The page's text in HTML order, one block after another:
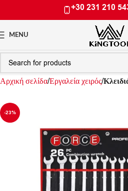
+30 231 210
MENU
Αρχική σελίδαΕργαλεία χειρός
-23%